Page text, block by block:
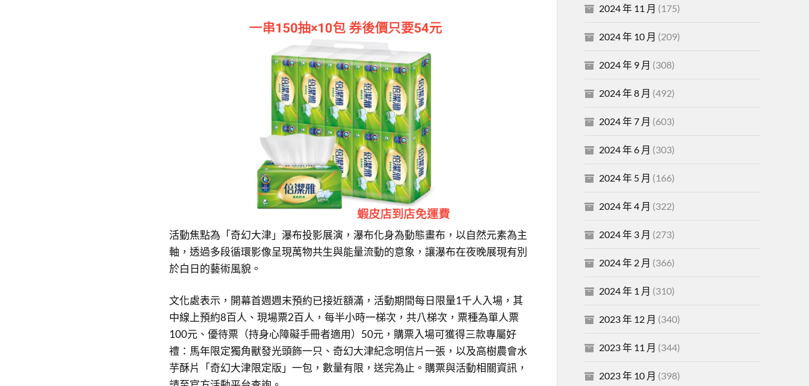
活動焦點為「奇幻大津」瀑布投影展演，瀑布化身為動態畫布，以自然元素為主
軸，透過多段循環影像呈現萬物共生與能量流動的意象，讓瀑布在夜晚展現有別
於白日的藝術風貌。
文化處表示，開幕首週週末預約已接近額滿，活動期間每日限量1千人入場，其
中線上預約8百人、現場票2百人，每半小時一梯次，共八梯次，票種為單人票
100元、優待票（持身心障礙手冊者適用）50元，購票入場可獲得三款專屬好
禮：馬年限定獨角獸發光頭飾一只、奇幻大津紀念明信片一張，以及高樹農會水
芋酥片「奇幻大津限定版」一包，數量有限，送完為止。購票與活動相關資訊，
2024 年 11 月 (175)
2024 年 10 月 (209)
2024 年 9 月 (308)
2024 年 8 月 (492)
2024 年 7 月 (603)
2024 年 6 月 (303)
2024 年 5 月 (166)
2024 年 4 月 (322)
2024 年 3 月 (273)
2024 年 2 月 (366)
2024 年 1 月 (310)
2023 年 12 月 (340)
2023 年 11 月 (344)
2023 年 10 月 (398)